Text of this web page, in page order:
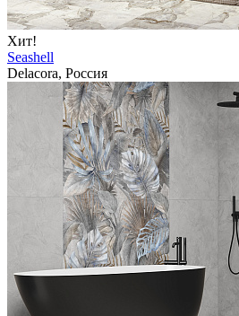
Хит!
Seashell
Delacora, Россия